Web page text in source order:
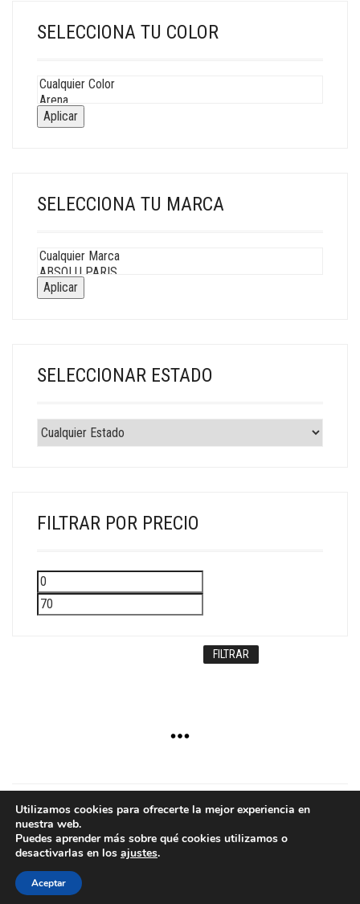
SELECCIONA TU COLOR
Aplicar
SELECCIONA TU MARCA
Aplicar
SELECCIONAR ESTADO
FILTRAR POR PRECIO
Precio
mínimo
máximo
FILTRAR
Copyright © 2024 - Aurum
Utilizamos cookies para ofrecerte la mejor experiencia en
nuestra web.
Puedes aprender más sobre qué cookies utilizamos o
desactivarlas en los ajustes.
Aceptar